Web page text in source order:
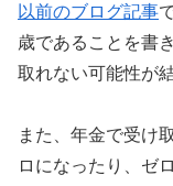
以前のブログ記事
歳であることを書
取れない可能性が
また、年金で受け
ロになったり、ゼ